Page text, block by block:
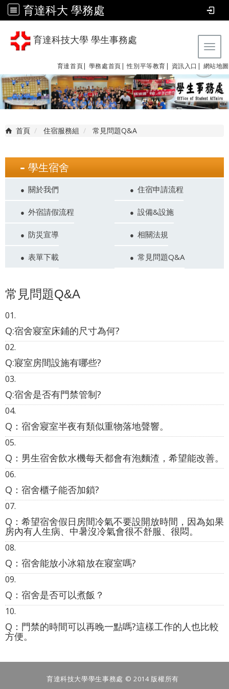
育達科大 學務處
育達科技大學 學生事務處
育達首頁| 學務處首頁| 性別平等教育 | 資訊入口| 網站地圖
首頁 住宿服務組 常見問題Q&A
學生宿舍
關於我們 住宿申請流程
外宿請假流程 設備&設施
防災宣導 相關法規
表單下載 常見問題Q&A
常見問題Q&A
Q:宿舍寢室床鋪的尺寸為何?
Q:寢室房間設施有哪些?
Q:宿舍是否有門禁管制?
Q：宿舍寢室半夜有類似重物落地聲響。
Q：男生宿舍飲水機每天都會有泡麵渣，希望能改善。
Q：宿舍櫃子能否加鎖?
Q：希望宿舍假日房間冷氣不要設開放時間，因為如果
房內有人生病、中暑沒冷氣會很不舒服、很悶。
Q：宿舍能放小冰箱放在寢室嗎?
Q：宿舍是否可以煮飯？
Q：門禁的時間可以再晚一點嗎?這樣工作的人也比較
方便。
育達科技大學學生事務處 © 2014 版權所有